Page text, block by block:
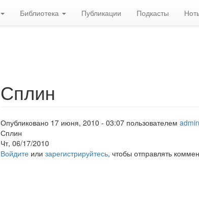
Библиотека Публикации Подкасты
Сплин
Опубликовано 17 июня, 2010 - 03:07 пользователем
Сплин
Чт, 06/17/2010
Войдитеили зарегистрируйтесь, чтобы отправлять